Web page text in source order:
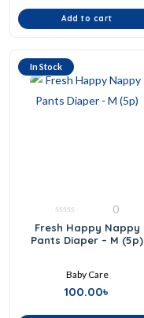
Add to cart
In Stock
0
out
of
0
Fresh Happy Nappy
Pants Diaper – M (5p)
Baby Care
100.00৳